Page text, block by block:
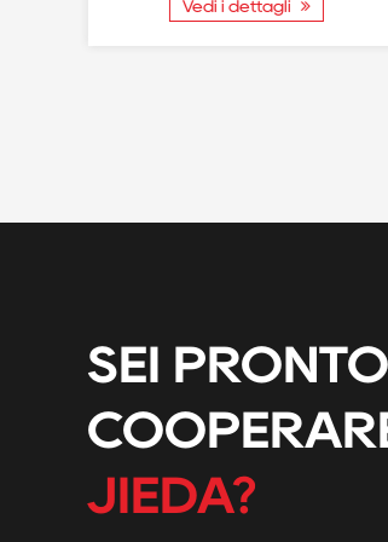
Vedi i dettagli
SEI
JIEDA?